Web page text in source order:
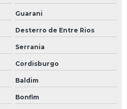
Guarani
Desterro de Entre Rios
Serrania
Cordisburgo
Baldim
Bonfim